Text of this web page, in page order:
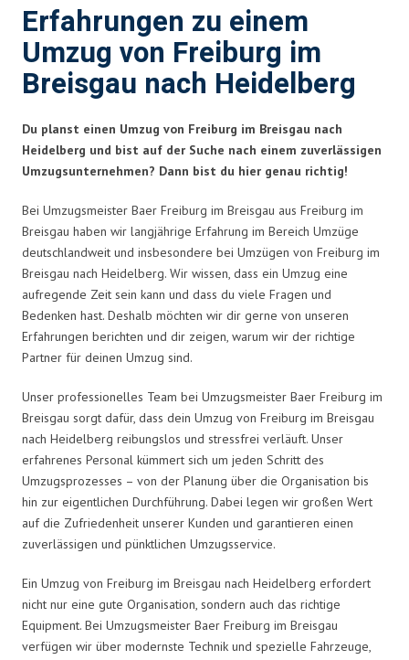
Erfahrungen zu einem
Umzug von Freiburg im
Breisgau nach Heidelberg
Du planst einen Umzug von Freiburg im Breisgau nach
Heidelberg und bist auf der Suche nach einem zuverlässigen
Umzugsunternehmen? Dann bist du hier genau richtig!
Bei Umzugsmeister Baer Freiburg im Breisgau aus Freiburg im
Breisgau haben wir langjährige Erfahrung im Bereich Umzüge
deutschlandweit und insbesondere bei Umzügen von Freiburg im
Breisgau nach Heidelberg. Wir wissen, dass ein Umzug eine
aufregende Zeit sein kann und dass du viele Fragen und
Bedenken hast. Deshalb möchten wir dir gerne von unseren
Erfahrungen berichten und dir zeigen, warum wir der richtige
Partner für deinen Umzug sind.
Unser professionelles Team bei Umzugsmeister Baer Freiburg im
Breisgau sorgt dafür, dass dein Umzug von Freiburg im Breisgau
nach Heidelberg reibungslos und stressfrei verläuft. Unser
erfahrenes Personal kümmert sich um jeden Schritt des
Umzugsprozesses – von der Planung über die Organisation bis
hin zur eigentlichen Durchführung. Dabei legen wir großen Wert
auf die Zufriedenheit unserer Kunden und garantieren einen
zuverlässigen und pünktlichen Umzugsservice.
Ein Umzug von Freiburg im Breisgau nach Heidelberg erfordert
nicht nur eine gute Organisation, sondern auch das richtige
Equipment. Bei Umzugsmeister Baer Freiburg im Breisgau
verfügen wir über modernste Technik und spezielle Fahrzeuge,